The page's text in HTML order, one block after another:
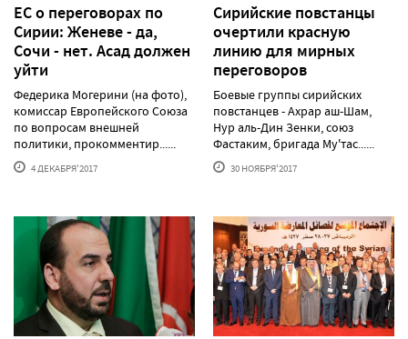
ЕС о переговорах по
Сирии: Женеве - да,
Сочи - нет. Асад должен
уйти
Федерика Могерини (на фото),
комиссар Европейского Союза
по вопросам внешней
политики, прокомментир......
4 ДЕКАБРЯ'2017
Сирийские повстанцы
очертили красную
линию для мирных
переговоров
Боевые группы сирийских
повстанцев - Ахрар аш-Шам,
Нур аль-Дин Зенки, союз
Фастаким, бригада Му'тас......
30 НОЯБРЯ'2017